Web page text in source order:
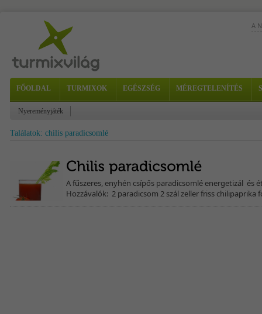
A
FŐOLDAL TURMIXOK EGÉSZSÉG MÉREGTELENÍTÉS
Nyereményjáték
Találatok: chilis paradicsomlé
A fűszeres, enyhén csípős paradicsomlé energetizál és
Hozzávalók: 2 paradicsom 2 szál zeller friss chilipaprika